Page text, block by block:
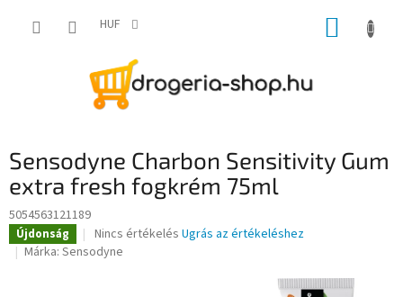
HUF KOSÁR
Sensodyne Charbon Sensitivity Gum
extra fresh fogkrém 75ml
5054563121189
Újdonság
A
termék
Nincs értékelés Ugrás az értékeléshez
Márka: Sensodyne